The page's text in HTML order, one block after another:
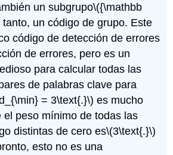
un subgrupo\({\mathbb
tanto, un código de grupo. Este
código de detección de errores
de errores, pero es un
para calcular todas las
de palabras clave para
= 3\text{.}\) es mucho
el peso mínimo de todas las
distintas de cero es\(3\text{.}\)
esto no es una